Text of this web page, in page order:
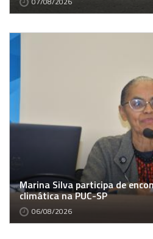
Marina Silva participa de
climática na PUC-SP
06/08/2026